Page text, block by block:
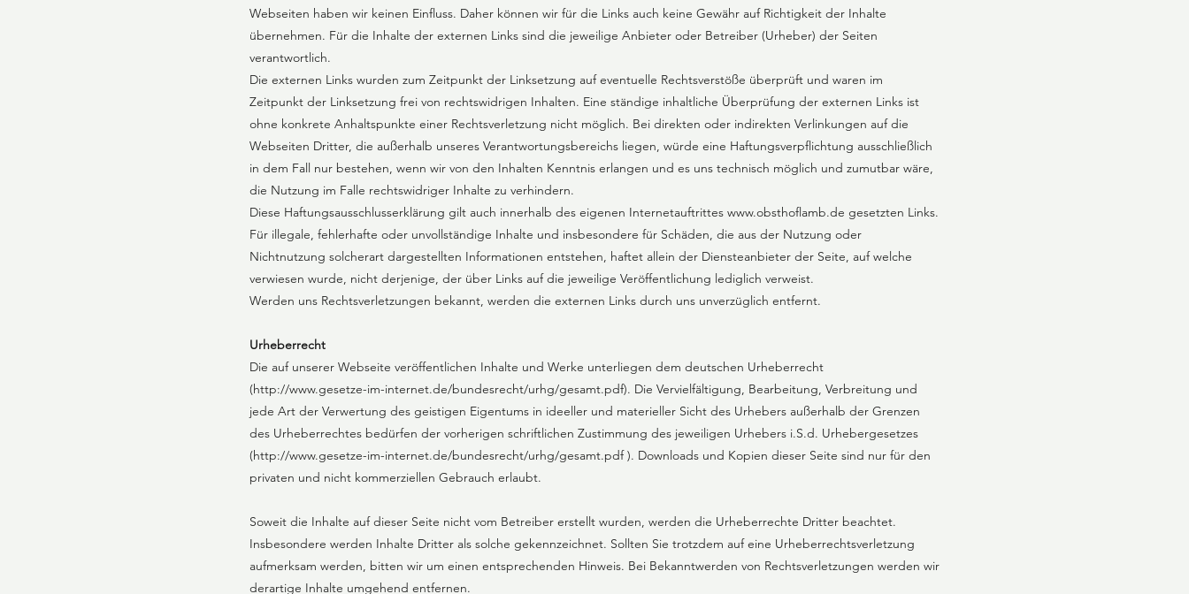
Webseiten haben wir keinen Einfluss. Daher können wir für die Links auch keine Gewähr auf Richtigkeit der Inhalte
übernehmen. Für die Inhalte der externen Links sind die jeweilige Anbieter oder Betreiber (Urheber) der Seiten
verantwortlich.
Die externen Links wurden zum Zeitpunkt der Linksetzung auf eventuelle Rechtsverstöße überprüft und waren im
Zeitpunkt der Linksetzung frei von rechtswidrigen Inhalten. Eine ständige inhaltliche Überprüfung der externen Links ist
ohne konkrete Anhaltspunkte einer Rechtsverletzung nicht möglich. Bei direkten oder indirekten Verlinkungen auf die
Webseiten Dritter, die außerhalb unseres Verantwortungsbereichs liegen, würde eine Haftungsverpflichtung ausschließlich
in dem Fall nur bestehen, wenn wir von den Inhalten Kenntnis erlangen und es uns technisch möglich und zumutbar wäre,
die Nutzung im Falle rechtswidriger Inhalte zu verhindern.
Diese Haftungsausschlusserklärung gilt auch innerhalb des eigenen Internetauftrittes www.obsthoflamb.de gesetzten Links.
Für illegale, fehlerhafte oder unvollständige Inhalte und insbesondere für Schäden, die aus der Nutzung oder
Nichtnutzung solcherart dargestellten Informationen entstehen, haftet allein der Diensteanbieter der Seite, auf welche
verwiesen wurde, nicht derjenige, der über Links auf die jeweilige Veröffentlichung lediglich verweist.
Werden uns Rechtsverletzungen bekannt, werden die externen Links durch uns unverzüglich entfernt.
Urheberrecht
Die auf unserer Webseite veröffentlichen Inhalte und Werke unterliegen dem deutschen Urheberrecht
(http://www.gesetze-im-internet.de/bundesrecht/urhg/gesamt.pdf). Die Vervielfältigung, Bearbeitung, Verbreitung und
jede Art der Verwertung des geistigen Eigentums in ideeller und materieller Sicht des Urhebers außerhalb der Grenzen
des Urheberrechtes bedürfen der vorherigen schriftlichen Zustimmung des jeweiligen Urhebers i.S.d. Urhebergesetzes
(http://www.gesetze-im-internet.de/bundesrecht/urhg/gesamt.pdf ). Downloads und Kopien dieser Seite sind nur für den
privaten und nicht kommerziellen Gebrauch erlaubt.
Soweit die Inhalte auf dieser Seite nicht vom Betreiber erstellt wurden, werden die Urheberrechte Dritter beachtet.
Insbesondere werden Inhalte Dritter als solche gekennzeichnet. Sollten Sie trotzdem auf eine Urheberrechtsverletzung
aufmerksam werden, bitten wir um einen entsprechenden Hinweis. Bei Bekanntwerden von Rechtsverletzungen werden wir
derartige Inhalte umgehend entfernen.